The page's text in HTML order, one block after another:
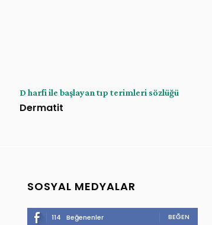
D harfi ile başlayan tıp terimleri sözlüğü
Dermatit
SOSYAL MEDYALAR
114 Beğenenler BEĞEN